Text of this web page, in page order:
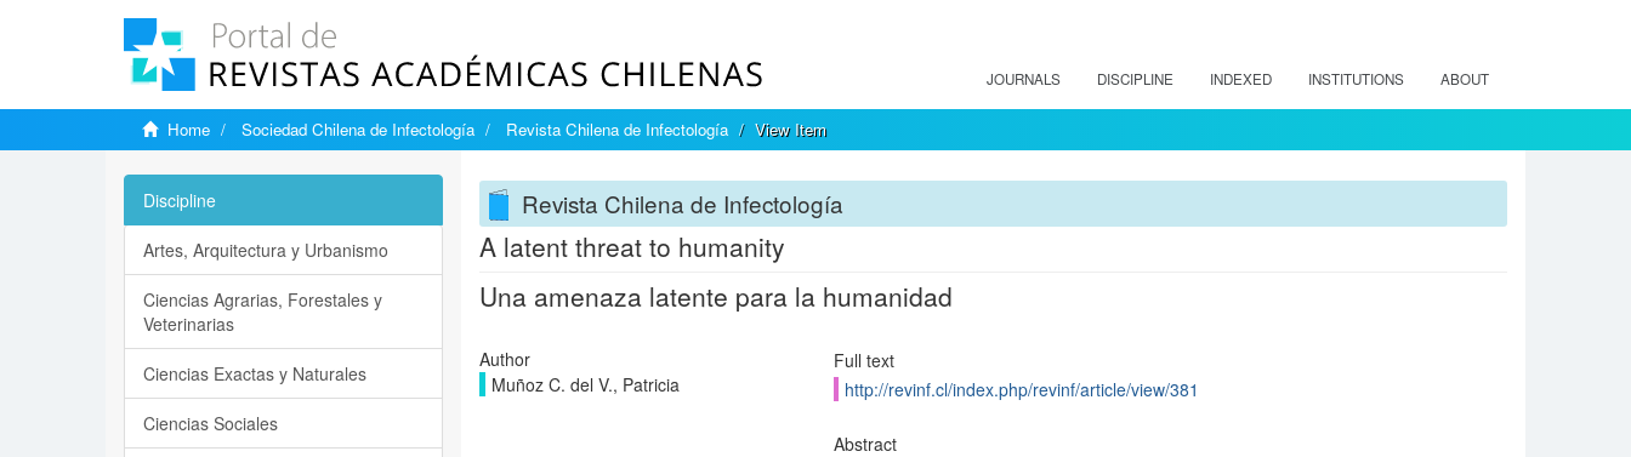
JOURNALS DISCIPLINE INDEXED INSTITUTIONS ABOUT
Home Sociedad Chilena de Infectología Revista Chilena de Infectología View Item
Revista Chilena de Infectología
A latent threat to humanity
Una amenaza latente para la humanidad
Author
Muñoz C. del V., Patricia
Full text
http://revinf.cl/index.php/revinf/article/view/381
Abstract
Discipline
Artes, Arquitectura y Urbanismo
Ciencias Agrarias, Forestales y
Veterinarias
Ciencias Exactas y Naturales
Ciencias Sociales